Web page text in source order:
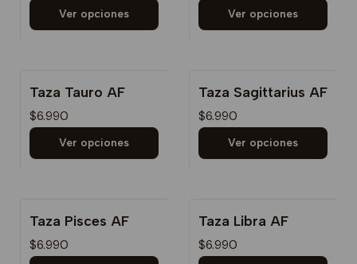
Ver opciones Ver opciones
Taza Tauro AF
$6.990
Ver opciones
Taza Sagittarius AF
$6.990
Ver opciones
Taza Pisces AF
$6.990
Taza Libra AF
$6.990